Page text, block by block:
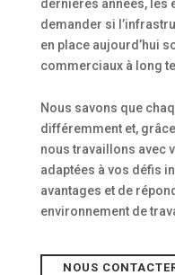
dernières années, les
demander si
en place aujourd’hui
commerciaux à long
Nous savons que
différemment et,
nous travaillons avec
adaptées à vos défis
avantages et de
environnement de
NOUS